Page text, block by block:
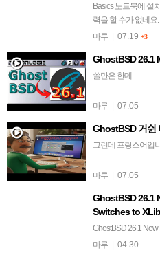
Basics 노트북에 설
력을 할 수가 없네
서 해결책으로 내 놓
마루 | 07.19 +3
GhostBSD 26.1
쓸만은 한데.
마루 | 07.05
GhostBSD 거쉰
그런데 프랑스어입
마루 | 07.05
GhostBSD 26.1
Switches to
GhostBSD 26.1 Now
X ServerWritten
마루 | 04.30